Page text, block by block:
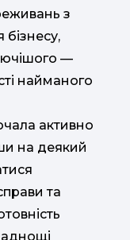
з
—
найманого
активно
на деякий
та